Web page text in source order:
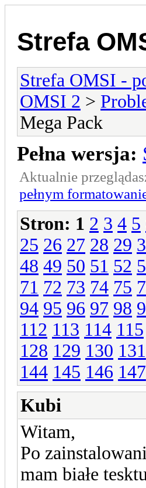
Strefa
Strefa OMSI -
OMSI 2 >
Mega Pack
Pełna wersja:
Aktualnie
pełnym
Stron: 1 2 3 4 5
25 26 27 28 29
48 49 50 51 52
71 72 73 74 75
94 95 96 97 98
112 113 114 115
128 129 130 131
144 145 146 147
Kubi
Witam,
Po
mam białe